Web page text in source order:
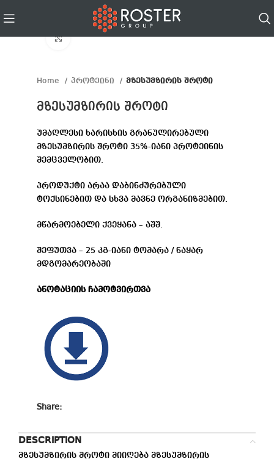
Click to enlarge
Home პროტეინი მზესუმზირის შროტი
მზესუმზირის შროტი
უმაღლესი ხარისხის გრანულირებული
მზესუმზირის შროტი 35%-იანი პროტეინის
შემცველობით.
პროდუქტი არაა დაბინძურებული
ტოქსინებით და სხვა მავნე ორგანიზმებით.
მწარმოებელი ქვეყანა – აშშ.
შეფუთვა – 25 კგ-იანი ტომარა / ნაყარ
მდგომარეობაში
ანოტაციის ჩამოტვირთვა
Share:
DESCRIPTION
მზესუმზირის შროტი მიიღება მზესუმზირის